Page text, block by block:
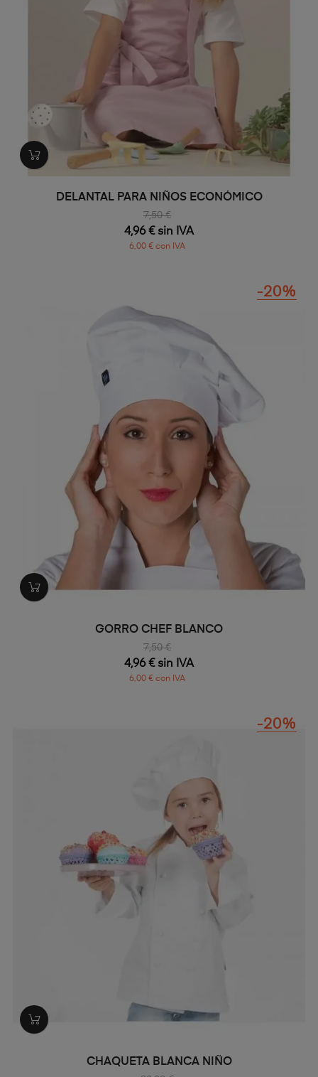
DELANTAL PARA NIÑOS ECONÓMICO
7,50 €
4,96 € sin IVA
6,00 € con IVA
GORRO CHEF BLANCO
7,50 €
-20%
4,96 € sin IVA
6,00 € con IVA
CHAQUETA BLANCA NIÑO
-20%